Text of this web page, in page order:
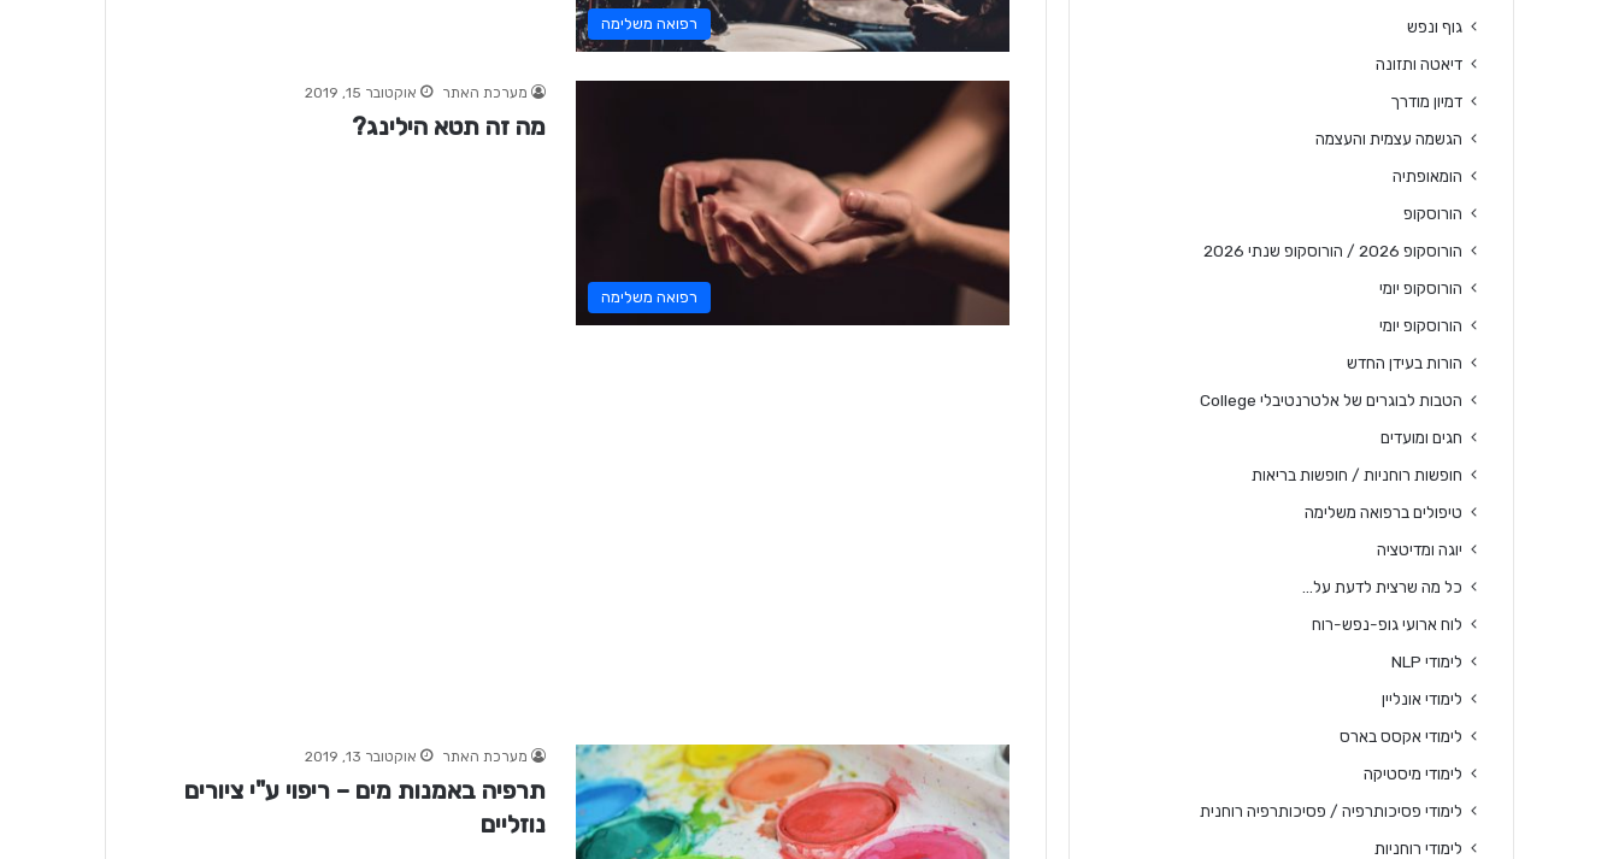
רפואה משלימה
רפואה משלימה
מערכת האתר אוקטובר 15, 2019
מה זה תטא הילינג?
מערכת האתר אוקטובר 13, 2019
תרפיה באמנות מים – ריפוי ע"י ציורים
נוזליים
גוף ונפש
דיאטה ותזונה
דמיון מודרך
הגשמה עצמית והעצמה
הומאופתיה
הורוסקופ
הורוסקופ 2026 / הורוסקופ שנתי 2026
הורוסקופ יומי
הורוסקופ יומי
הורות בעידן החדש
הטבות לבוגרים של אלטרנטיבלי College
חגים ומועדים
חופשות רוחניות / חופשות בריאות
טיפולים ברפואה משלימה
יוגה ומדיטציה
כל מה שרצית לדעת על…
לוח ארועי גופ-נפש-רוח
לימודי NLP
לימודי אונליין
לימודי אקסס בארס
לימודי מיסטיקה
לימודי פסיכותרפיה / פסיכותרפיה רוחנית
לימודי רוחניות